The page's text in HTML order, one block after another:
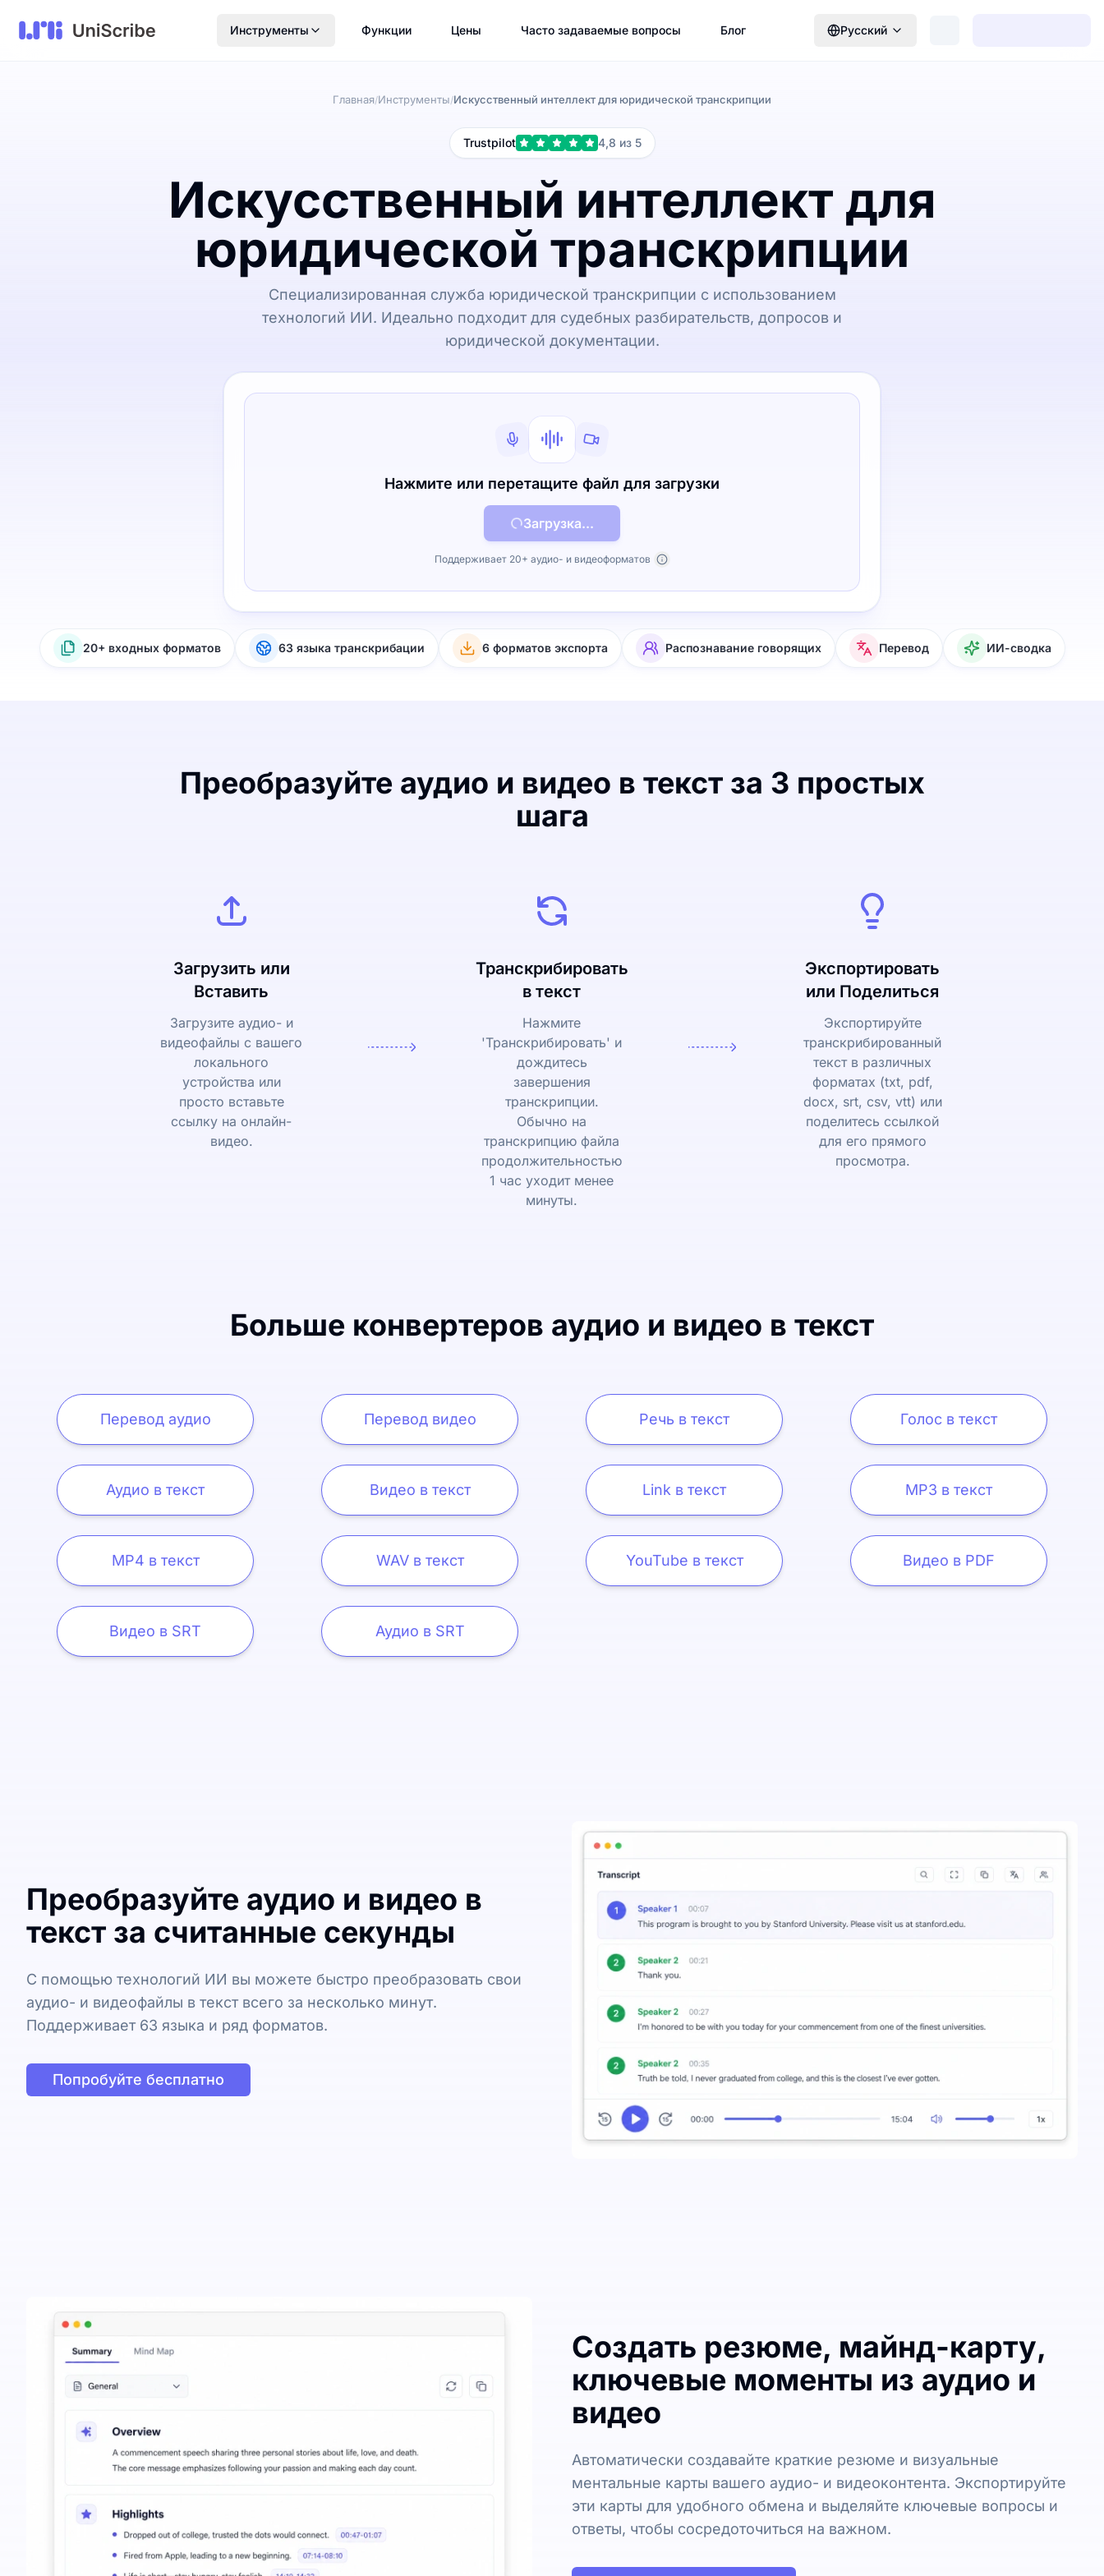
Инструменты Функции Цены Часто задаваемые вопросы Блог Русский
Главная/Инструменты/Искусственный интеллект для юридической транскрипции
Trustpilot 4,8 из 5
Искусственный интеллект для
юридической транскрипции
Специализированная служба юридической транскрипции с использованием
технологий ИИ. Идеально подходит для судебных разбирательств, допросов и
юридической документации.
Нажмите или перетащите файл для загрузки
Загрузка...
Поддерживает 20+ аудио- и видеоформатов
20+ входных форматов 63 языка транскрибации 6 форматов экспорта Распознавание говорящих Перевод ИИ-сводка
Преобразуйте аудио и видео в текст за 3 простых
шага
Загрузить или
Вставить
Загрузите аудио- и
видеофайлы с вашего
локального
устройства или
просто вставьте
ссылку на онлайн-
видео.
Транскрибировать
в текст
Нажмите
'Транскрибировать' и
дождитесь
завершения
транскрипции.
Обычно на
транскрипцию файла
продолжительностью
1 час уходит менее
минуты.
Экспортировать
или Поделиться
Экспортируйте
транскрибированный
текст в различных
форматах (txt, pdf,
docx, srt, csv, vtt) или
поделитесь ссылкой
для его прямого
просмотра.
Больше конвертеров аудио и видео в текст
Перевод аудио Перевод видео Речь в текст Голос в текст
Аудио в текст Видео в текст Link в текст MP3 в текст
MP4 в текст WAV в текст YouTube в текст Видео в PDF
Видео в SRT Аудио в SRT
Преобразуйте аудио и видео в
текст за считанные секунды
С помощью технологий ИИ вы можете быстро преобразовать свои
аудио- и видеофайлы в текст всего за несколько минут.
Поддерживает 63 языка и ряд форматов.
Попробуйте бесплатно
Создать резюме, майнд-карту,
ключевые моменты из аудио и
видео
Автоматически создавайте краткие резюме и визуальные
ментальные карты вашего аудио- и видеоконтента. Экспортируйте
эти карты для удобного обмена и выделяйте ключевые вопросы и
ответы, чтобы сосредоточиться на важном.